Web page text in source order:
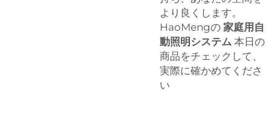
より良くします。
HaoMengの 家庭用自
動照明システム 本日の
商品をチェックして、
実際に確かめてくださ
い